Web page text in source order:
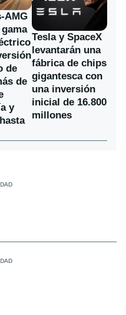
AMG
de
de
y
Tesla y SpaceX
levantarán una
fábrica de chips
gigantesca con
una inversión
inicial de 16.800
millones